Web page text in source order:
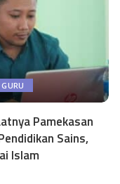
Pamekasan
Sains,
Islam